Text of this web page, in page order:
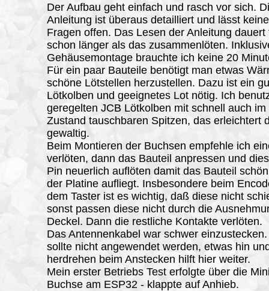
Der Aufbau geht einfach und rasch vor sich.
Anleitung ist überaus detailliert und lässt
Fragen offen. Das Lesen der Anleitung dauert
schon länger als das zusammenlöten.
Gehäusemontage brauchte ich keine 20
Für ein paar Bauteile benötigt man etwas
schöne Lötstellen herzustellen. Dazu ist ein
Lötkolben und geeignetes Lot nötig. Ich
geregelten JCB Lötkolben mit schnell auch
Zustand tauschbaren Spitzen, das erleichtert
gewaltig.
Beim Montieren der Buchsen empfehle ich
verlöten, dann das Bauteil anpressen und
Pin neuerlich auflöten damit das Bauteil
der Platine aufliegt. Insbesondere beim
dem Taster ist es wichtig, daß diese nicht
sonst passen diese nicht durch die
Deckel. Dann die restliche Kontakte verlöten.
Das Antennenkabel war schwer
sollte nicht angewendet werden, etwas hin
herdrehen beim Anstecken hilft hier weiter.
Mein erster Betriebs Test erfolgte über die
Buchse am ESP32 - klappte auf Anhieb.